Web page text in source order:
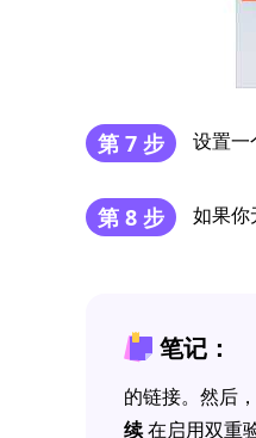
第 7 步 设置一
第 8 步 如果你
笔记：
的链接。然后
续在启用双重